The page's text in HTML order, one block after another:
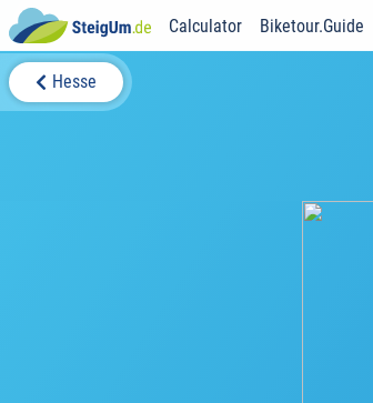
Calculator Biketour.Guide
Hesse